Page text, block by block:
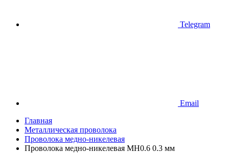
Telegram
Email
Главная
Металлическая проволока
Проволока медно-никелевая
Проволока медно-никелевая МН0.6 0.3 мм